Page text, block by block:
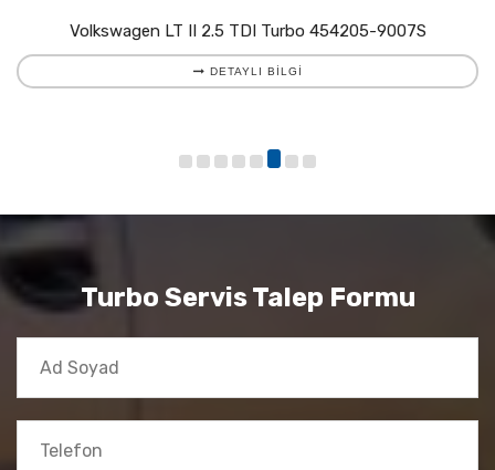
Volkswagen LT II 2.5 TDI Turbo 454205-9007S
DETAYLI BILGI
Turbo Servis Talep Formu